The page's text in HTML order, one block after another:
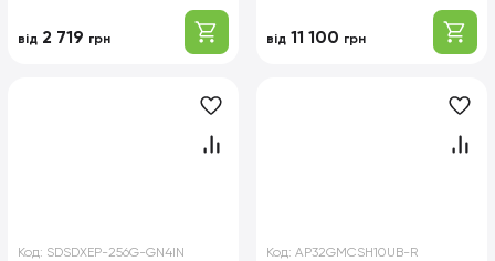
адаптер (SDCG4/512GB)
від 2 719 грн від 11 100 грн
Код: SDSDXEP-256G-GN4IN Код: AP32GMCSH10UB-R